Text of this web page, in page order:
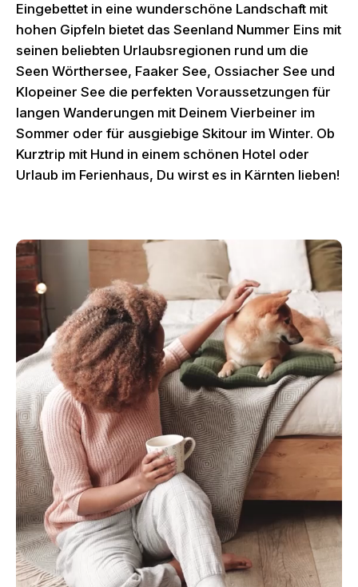
Eingebettet in eine wunderschöne Landschaft mit
hohen Gipfeln bietet das Seenland Nummer Eins mit
seinen beliebten Urlaubsregionen rund um die
Seen Wörthersee, Faaker See, Ossiacher See und
Klopeiner See die perfekten Voraussetzungen für
langen Wanderungen mit Deinem Vierbeiner im
Sommer oder für ausgiebige Skitour im Winter. Ob
Kurztrip mit Hund in einem schönen Hotel oder
Urlaub im Ferienhaus, Du wirst es in Kärnten lieben!